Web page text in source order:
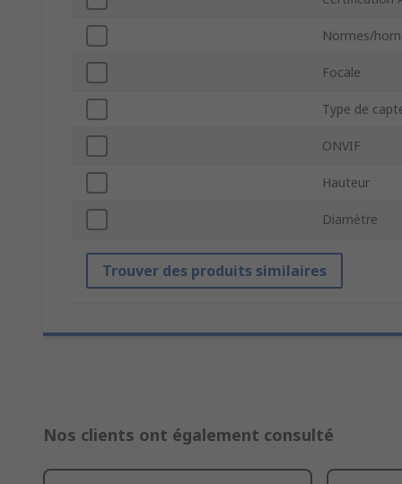
Normes/
Focale
Type de
ONVIF
Hauteur
Diamètre
Trouver des produits similaires
Nos clients ont également consulté